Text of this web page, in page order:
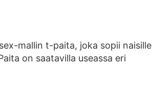
mallin t-paita, joka sopii naisille
on saatavilla useassa eri